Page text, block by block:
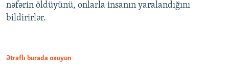
nəfərin öldüyünü, onlarla insanın yaralandığını
bildirirlər.
Ətraflı burada oxuyun